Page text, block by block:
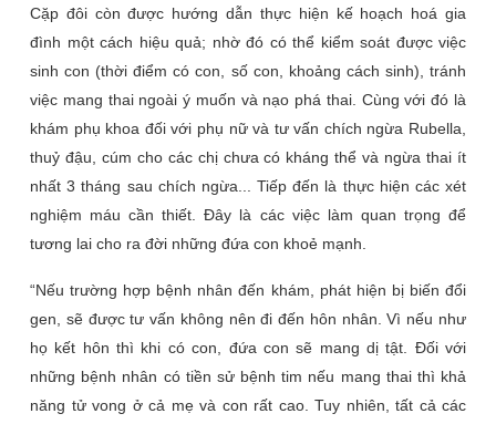
Cặp đôi còn được hướng dẫn thực hiện kế hoạch hoá gia
đình một cách hiệu quả; nhờ đó có thể kiểm soát được việc
sinh con (thời điểm có con, số con, khoảng cách sinh), tránh
việc mang thai ngoài ý muốn và nạo phá thai. Cùng với đó là
khám phụ khoa đối với phụ nữ và tư vấn chích ngừa Rubella,
thuỷ đậu, cúm cho các chị chưa có kháng thể và ngừa thai ít
nhất 3 tháng sau chích ngừa... Tiếp đến là thực hiện các xét
nghiệm máu cần thiết. Đây là các việc làm quan trọng để
tương lai cho ra đời những đứa con khoẻ mạnh.
“Nếu trường hợp bệnh nhân đến khám, phát hiện bị biến đổi
gen, sẽ được tư vấn không nên đi đến hôn nhân. Vì nếu như
họ kết hôn thì khi có con, đứa con sẽ mang dị tật. Đối với
những bệnh nhân có tiền sử bệnh tim nếu mang thai thì khả
năng tử vong ở cả mẹ và con rất cao. Tuy nhiên, tất cả các